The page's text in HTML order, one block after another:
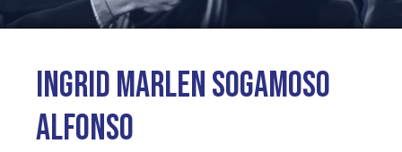
Ingrid Marlen Sogamoso
Alfonso